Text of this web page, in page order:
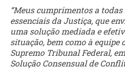
“Meus cumprimentos a
essenciais da Justiça, que
uma solução mediada e
situação, bem como à equipe
Supremo Tribunal Federal,
Solução Consensual de